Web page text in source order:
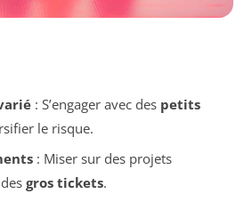
: S’engager avec des petits
le risque.
: Miser sur des projets
gros tickets.